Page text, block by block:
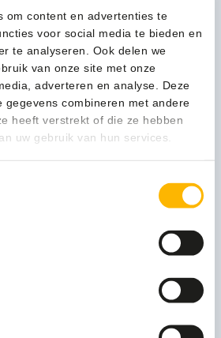
om content en advertenties te
voor social media te bieden en
te analyseren. Ook delen we
van onze site met onze
adverteren en analyse. Deze
gegevens combineren met andere
heeft verstrekt of die ze hebben
uw gebruik van hun services.
op
van MediQo-line weet u zeker
de wensen van al uw vrouwelijke
onderscheidt zich
uiterlijk. De strakke voorkant is
uit kan halen. Optimaal